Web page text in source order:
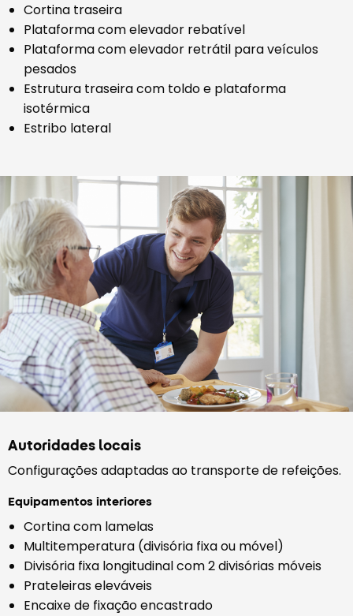
Cortina traseira
Plataforma com elevador rebatível
Plataforma com elevador retrátil para veículos
pesados
Estrutura traseira com toldo e plataforma
isotérmica
Estribo lateral
Autoridades locais
Configurações adaptadas ao transporte de refeições.
Equipamentos interiores
Cortina com lamelas
Multitemperatura (divisória fixa ou móvel)
Divisória fixa longitudinal com 2 divisórias móveis
Prateleiras eleváveis
Encaixe de fixação encastrado